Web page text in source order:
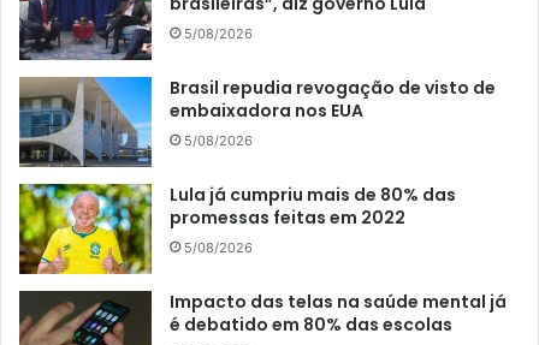
5/08/2026
Brasil repudia revogação de visto de
embaixadora nos EUA
5/08/2026
Lula já cumpriu mais de 80% das
promessas feitas em 2022
5/08/2026
Impacto das telas na saúde mental já
é debatido em 80% das escolas